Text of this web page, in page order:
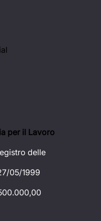
per il Lavoro
delle
05/1999